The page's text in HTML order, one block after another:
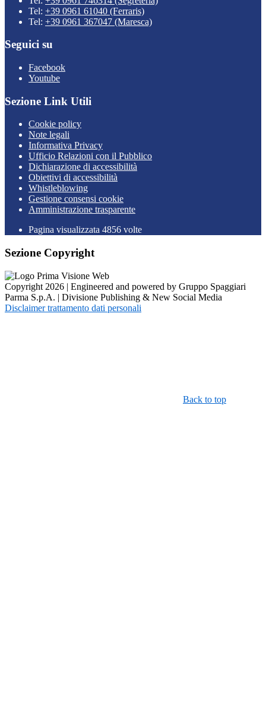
Tel: +39 0961 61040 (Ferraris)
Tel: +39 0961 367047 (Maresca)
Seguici su
Facebook
Youtube
Sezione Link Utili
Cookie policy
Note legali
Informativa Privacy
Ufficio Relazioni con il Pubblico
Dichiarazione di accessibilità
Obiettivi di accessibilità
Whistleblowing
Gestione consensi cookie
Amministrazione trasparente
Pagina visualizzata 4856 volte
Sezione Copyright
Copyright 2026 | Engineered and powered by Gruppo Spaggiari
Parma S.p.A. | Divisione Publishing & New Social Media
Disclaimer trattamento dati personali
Back to top